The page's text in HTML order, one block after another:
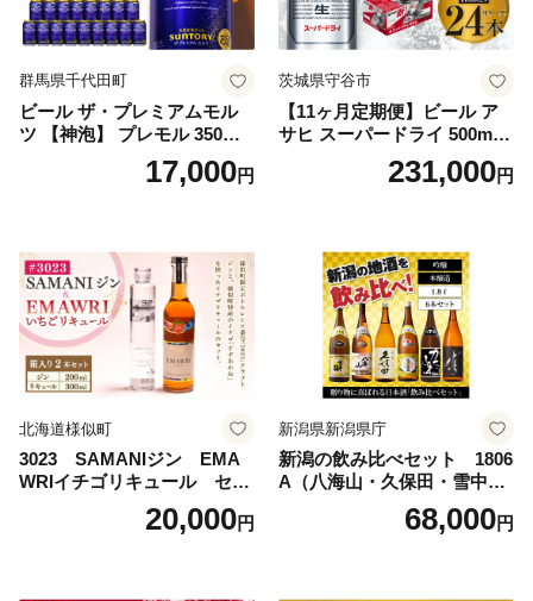
群馬県千代田町
ビール ザ・プレミアムモル
ツ 【神泡】 プレモル 350ml
× 24本 サントリー〈天然水の
ビール工場〉群馬※沖縄・離
17,000円
茨城県守谷市
【11ヶ月定期便】ビール ア
サヒ スーパードライ 500ml 2
4本 1ケース×11ヶ月 | アサヒ
ビール 究極の辛口 酒 お酒 ア
uper dry 11回 缶ビール 缶 ギ
フト 内祝い 茨城県守谷市 送
料無料
231,000円
北海道様似町
3023 SAMANIジン EMA
WRIイチゴリキュール セッ
ト（箱入り）【大人の味 酒
お酒 洋酒 スピリッツ クラフ
セット 詰め合わせ カクテル
20,000円
新潟県新潟県庁
新潟の飲み比べセット 1806
A（八海山・久保田・雪中
梅・越乃寒梅・かたふね・千
68,000円